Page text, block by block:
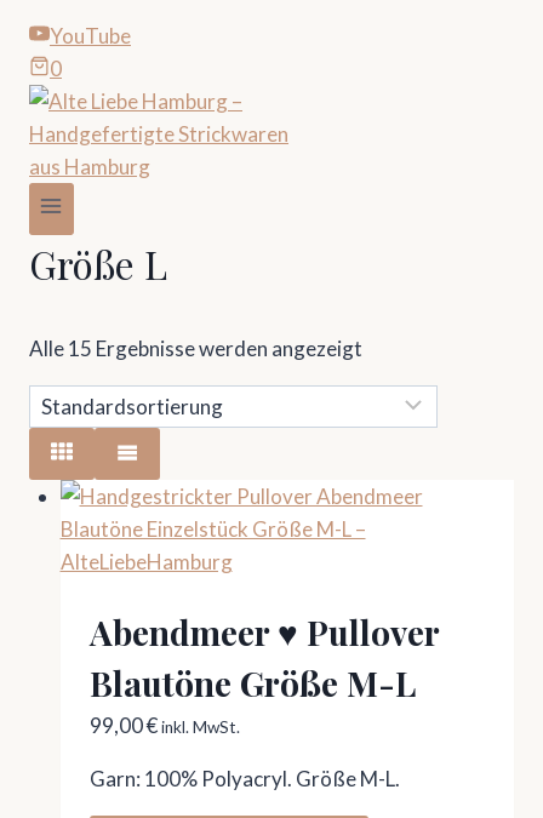
YouTube
0
Größe L
Alle 15 Ergebnisse werden angezeigt
Abendmeer ♥ Pullover
Blautöne Größe M-L
99,00€ inkl. MwSt.
Garn: 100% Polyacryl. Größe M-L.